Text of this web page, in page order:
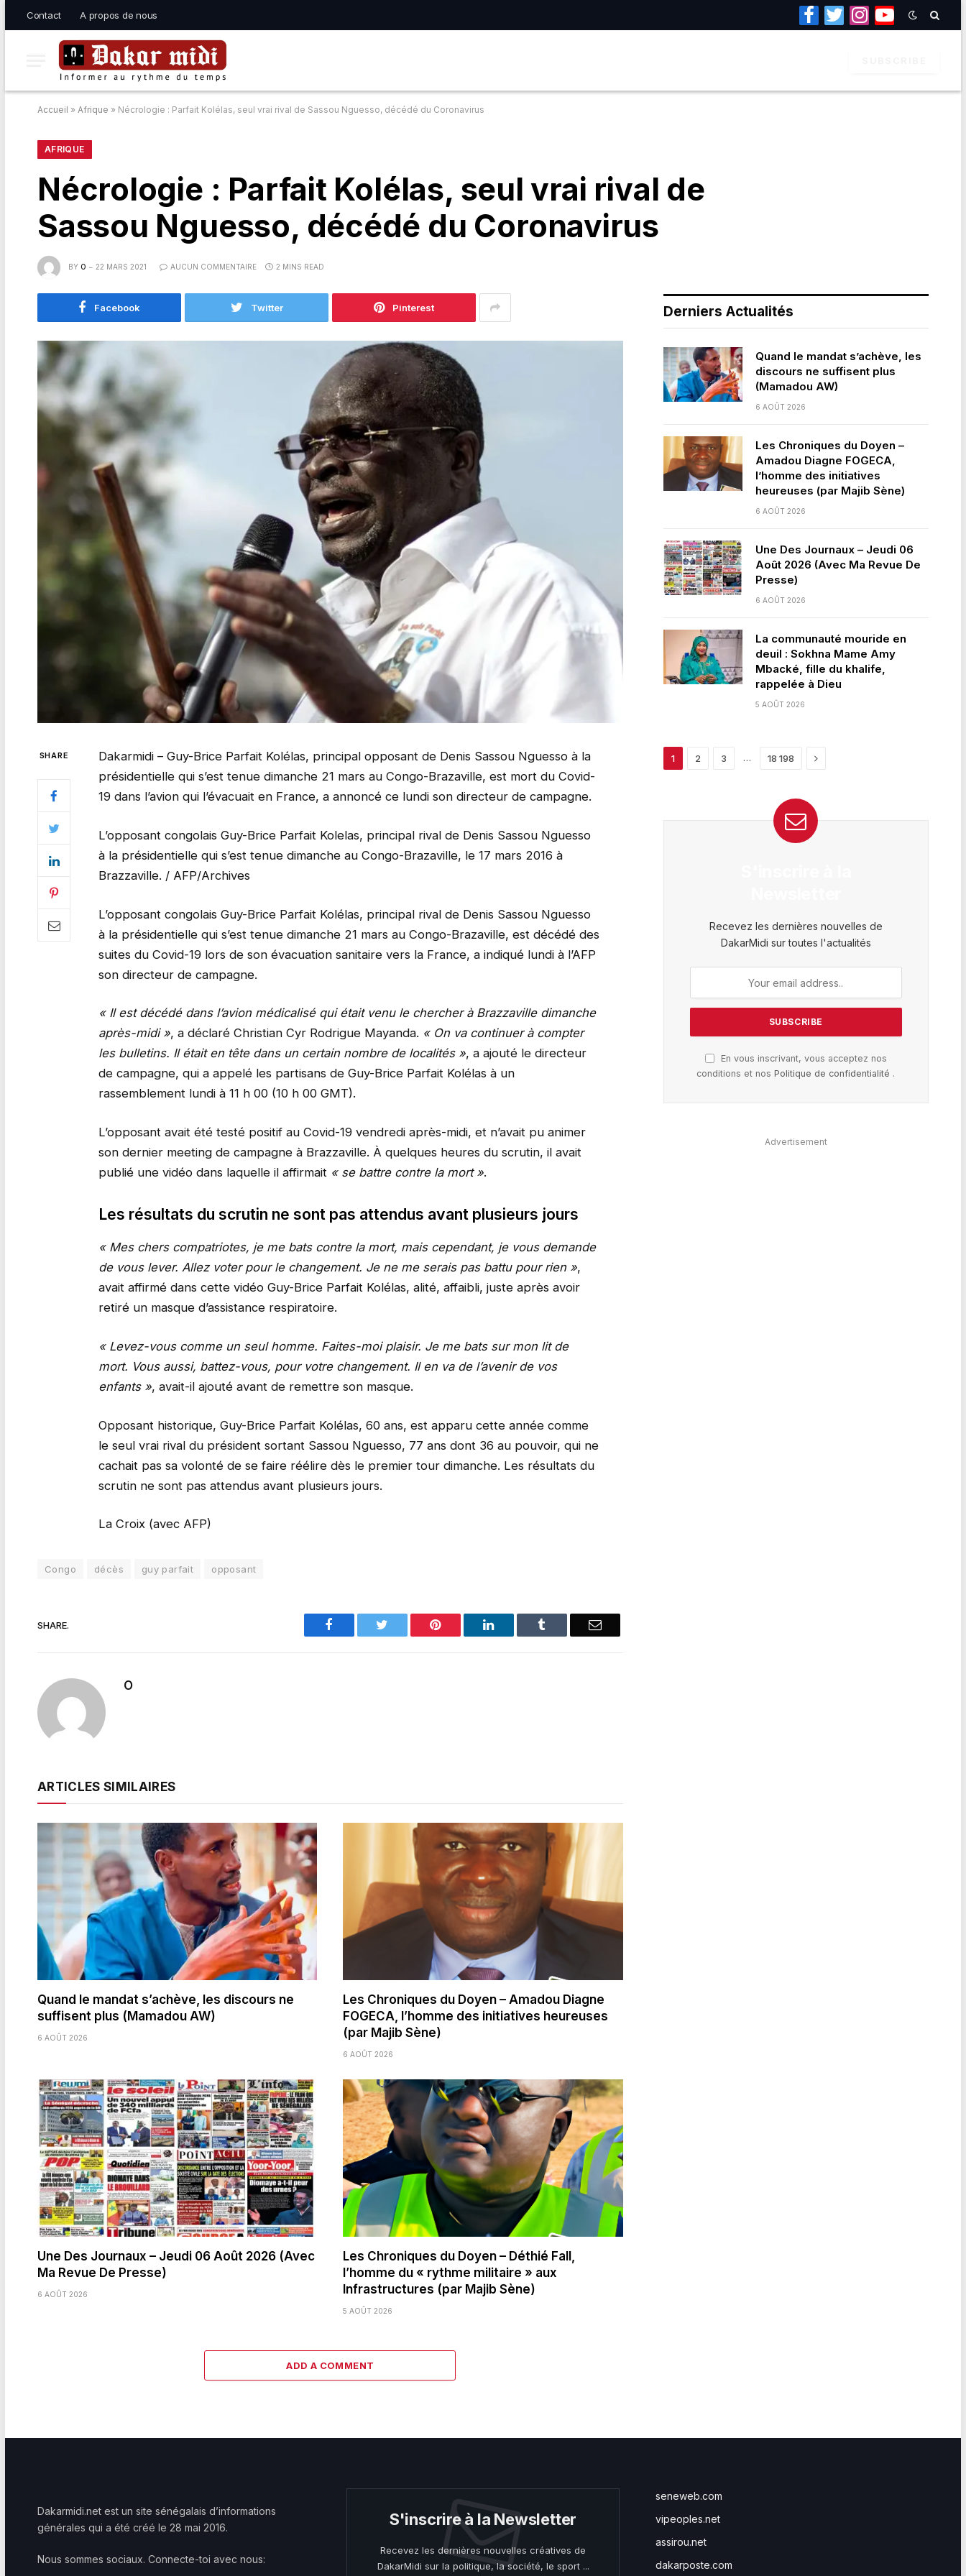
Contact A propos de nous
Facebook
TwitterInstagramYouTube
Accueil » Afrique » Nécrologie : Parfait Kolélas, seul vrai rival de Sassou Nguesso, décédé du Coronavirus
AFRIQUE
Nécrologie : Parfait Kolélas, seul vrai rival de
Sassou Nguesso, décédé du Coronavirus
BY O 22 MARS 2021 AUCUN COMMENTAIRE 2 MINS READ
Facebook Twitter Pinterest
SHARE
Dakarmidi – Guy-Brice Parfait Kolélas, principal opposant de Denis Sassou Nguesso à la
présidentielle qui s’est tenue dimanche 21 mars au Congo-Brazaville, est mort du Covid-
19 dans l’avion qui l’évacuait en France, a annoncé ce lundi son directeur de campagne.
L’opposant congolais Guy-Brice Parfait Kolelas, principal rival de Denis Sassou Nguesso
à la présidentielle qui s’est tenue dimanche au Congo-Brazaville, le 17 mars 2016 à
Brazzaville. / AFP/Archives
L’opposant congolais Guy-Brice Parfait Kolélas, principal rival de Denis Sassou Nguesso
à la présidentielle qui s’est tenue dimanche 21 mars au Congo-Brazaville, est décédé des
suites du Covid-19 lors de son évacuation sanitaire vers la France, a indiqué lundi à l’AFP
son directeur de campagne.
« Il est décédé dans l’avion médicalisé qui était venu le chercher à Brazzaville dimanche
après-midi », a déclaré Christian Cyr Rodrigue Mayanda. « On va continuer à compter
les bulletins. Il était en tête dans un certain nombre de localités », a ajouté le directeur
de campagne, qui a appelé les partisans de Guy-Brice Parfait Kolélas à un
rassemblement lundi à 11 h 00 (10 h 00 GMT).
L’opposant avait été testé positif au Covid-19 vendredi après-midi, et n’avait pu animer
son dernier meeting de campagne à Brazzaville. À quelques heures du scrutin, il avait
publié une vidéo dans laquelle il affirmait « se battre contre la mort ».
Les résultats du scrutin ne sont pas attendus avant plusieurs jours
« Mes chers compatriotes, je me bats contre la mort, mais cependant, je vous demande
de vous lever. Allez voter pour le changement. Je ne me serais pas battu pour rien »,
avait affirmé dans cette vidéo Guy-Brice Parfait Kolélas, alité, affaibli, juste après avoir
retiré un masque d’assistance respiratoire.
« Levez-vous comme un seul homme. Faites-moi plaisir. Je me bats sur mon lit de
mort. Vous aussi, battez-vous, pour votre changement. Il en va de l’avenir de vos
enfants », avait-il ajouté avant de remettre son masque.
Opposant historique, Guy-Brice Parfait Kolélas, 60 ans, est apparu cette année comme
le seul vrai rival du président sortant Sassou Nguesso, 77 ans dont 36 au pouvoir, qui ne
cachait pas sa volonté de se faire réélire dès le premier tour dimanche. Les résultats du
scrutin ne sont pas attendus avant plusieurs jours.
La Croix (avec AFP)
Congo décès guy parfait opposant
SHARE. Facebook Pinterest LinkedIn Email
O
ARTICLES SIMILAIRES
Quand le mandat s’achève, les discours ne
suffisent plus (Mamadou AW)
6 AOÛT 2026
Les Chroniques du Doyen – Amadou Diagne
FOGECA, l’homme des initiatives heureuses
(par Majib Sène)
6 AOÛT 2026
Une Des Journaux – Jeudi 06 Août 2026 (Avec
Ma Revue De Presse)
6 AOÛT 2026
Les Chroniques du Doyen – Déthié Fall,
l’homme du « rythme militaire » aux
Infrastructures (par Majib Sène)
5 AOÛT 2026
ADD A COMMENT
Derniers Actualités
Quand le mandat s’achève, les
discours ne suffisent plus
(Mamadou AW)
6 AOÛT 2026
Les Chroniques du Doyen –
Amadou Diagne FOGECA,
l’homme des initiatives
heureuses (par Majib Sène)
6 AOÛT 2026
Une Des Journaux – Jeudi 06
Août 2026 (Avec Ma Revue De
Presse)
6 AOÛT 2026
La communauté mouride en
deuil : Sokhna Mame Amy
Mbacké, fille du khalife,
rappelée à Dieu
5 AOÛT 2026
1 2 3 … 18 198 Next
Recevez les dernières nouvelles de
DakarMidi sur toutes l'actualités
En vous inscrivant, vous acceptez nos
conditions et nosPolitique de confidentialité .
Advertisement
Dakarmidi.net est un site sénégalais d’informations
générales qui a été créé le 28 mai 2016.
Nous sommes sociaux. Connecte-toi avec nous:
S'inscrire à la Newsletter
Recevez les dernières nouvelles créatives de
DakarMidi sur la politique, la société, le sport ...
seneweb.com
vipeoples.net
assirou.net
dakarposte.com